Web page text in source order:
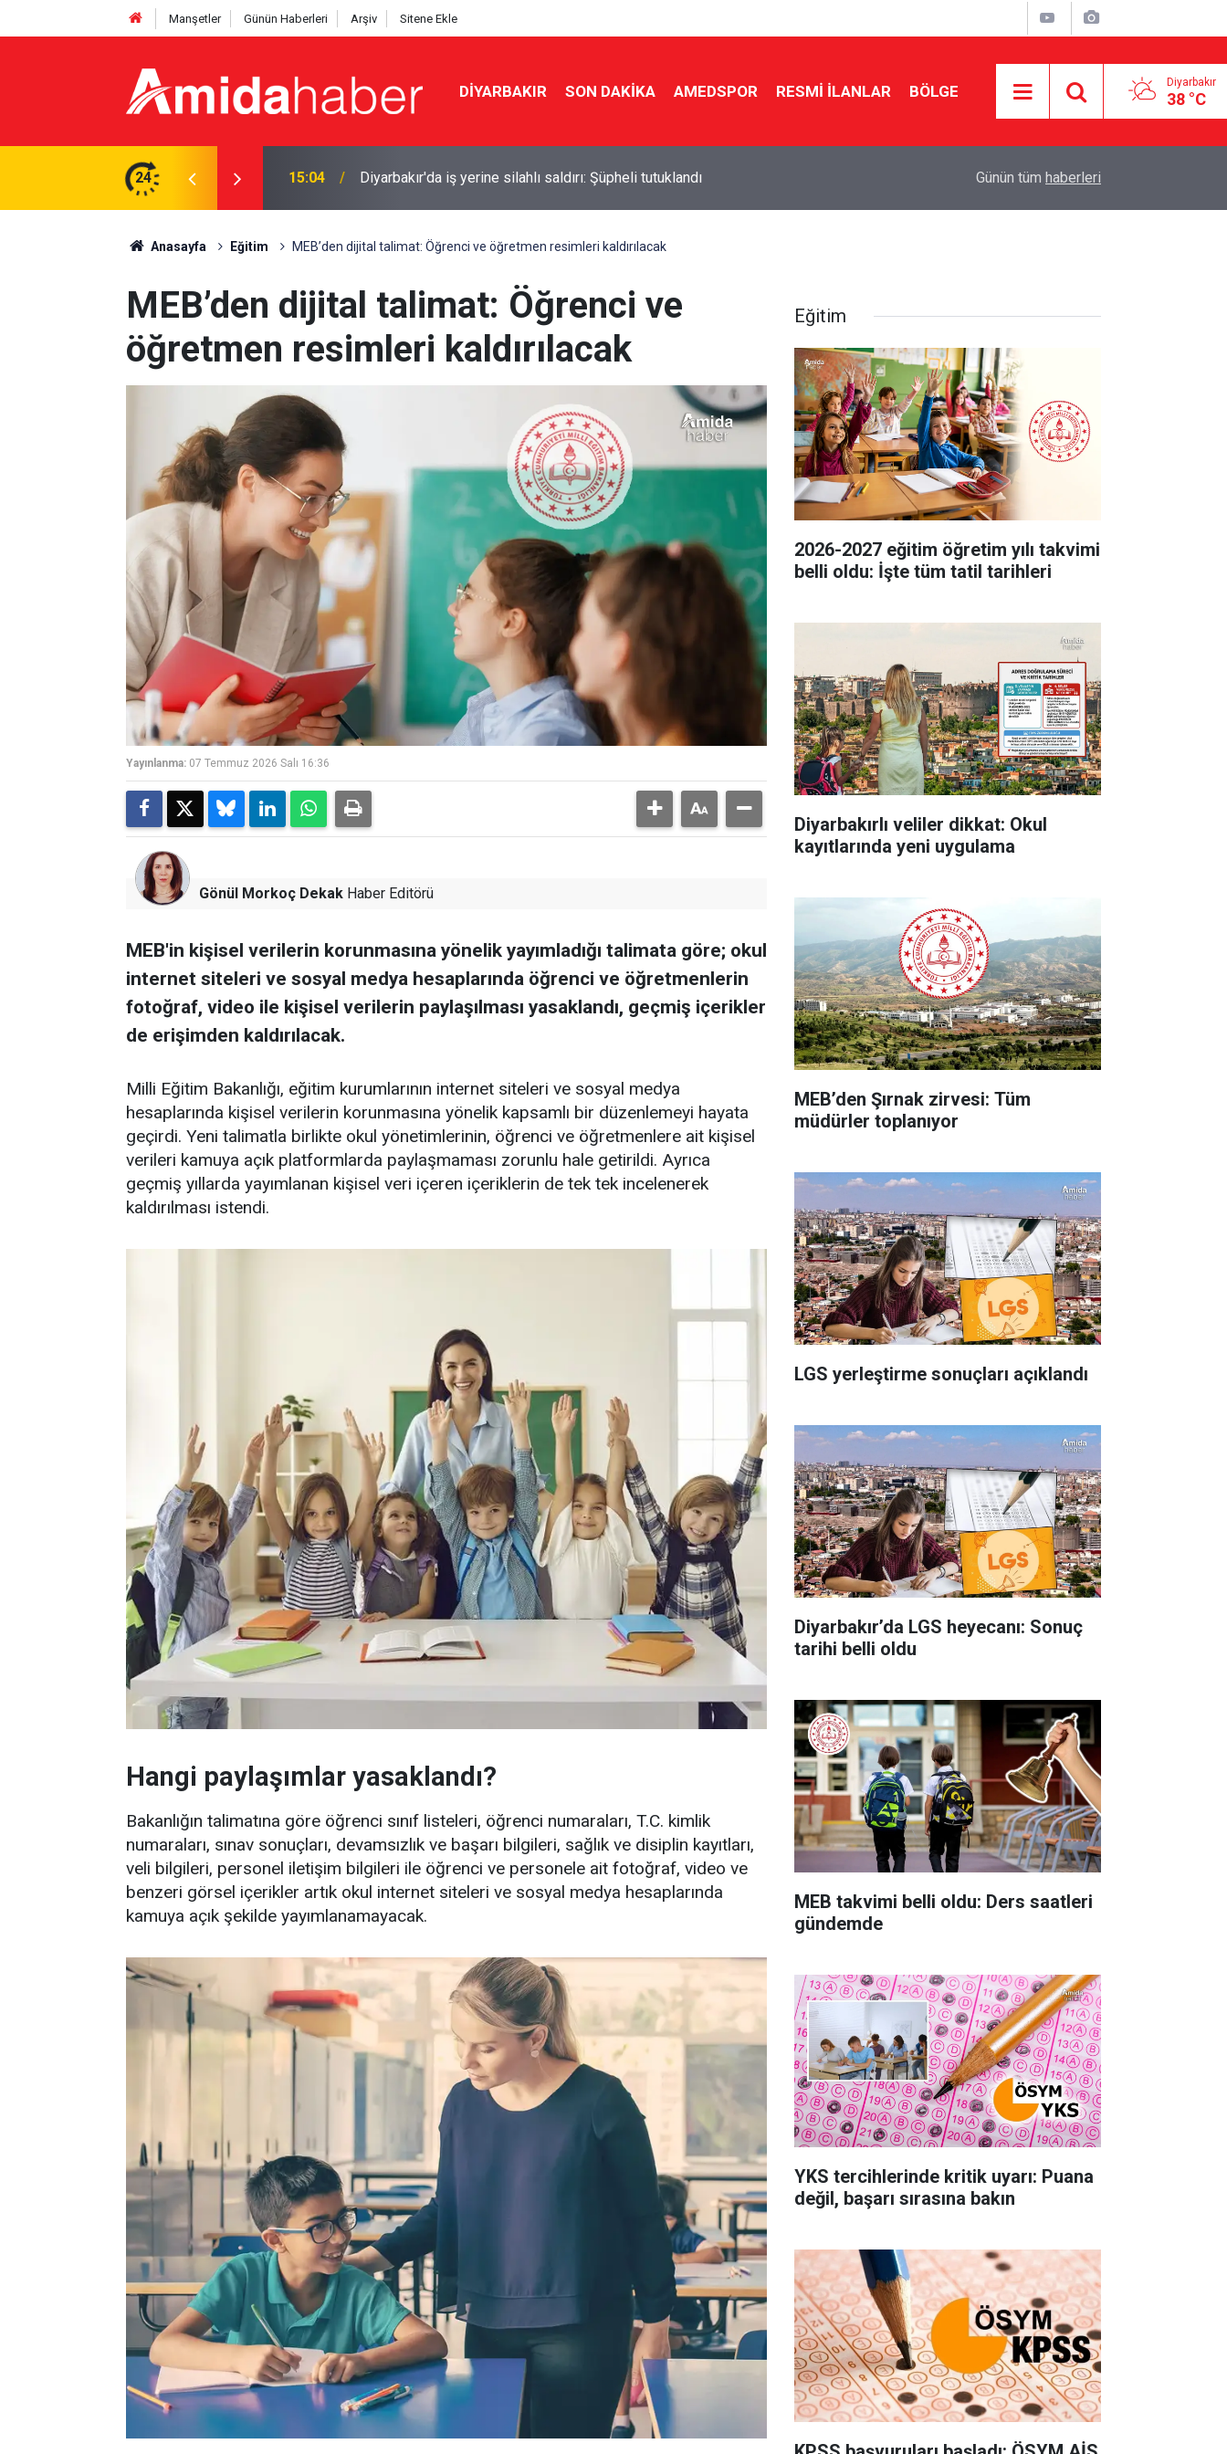
Manşetler Günün Haberleri Arşiv Sitene Ekle
DIYARBAKIR SON DAKIKA AMEDSPOR RESMI İLANLAR BÖLGE Diyarbakır
38 °C
24
Şüpheli tutuklandı 14:53 Samuel Ballet imza için Diyarbakır’a geliyor Gaz lambası yağı içen 2 yaşındaki çocuk
Günün tüm haberleri
Anasayfa Eğitim MEB’den dijital talimat: Öğrenci ve öğretmen resimleri kaldırılacak
MEB’den dijital talimat: Öğrenci ve
öğretmen resimleri kaldırılacak
Yayınlanma: 07 Temmuz 2026 Salı 16:36
Gönül Morkoç Dekak Haber Editörü
MEB'in kişisel verilerin korunmasına yönelik yayımladığı talimata göre; okul
internet siteleri ve sosyal medya hesaplarında öğrenci ve öğretmenlerin
fotoğraf, video ile kişisel verilerin paylaşılması yasaklandı, geçmiş içerikler
de erişimden kaldırılacak.
Milli Eğitim Bakanlığı, eğitim kurumlarının internet siteleri ve sosyal medya
hesaplarında kişisel verilerin korunmasına yönelik kapsamlı bir düzenlemeyi hayata
geçirdi. Yeni talimatla birlikte okul yönetimlerinin, öğrenci ve öğretmenlere ait kişisel
verileri kamuya açık platformlarda paylaşmaması zorunlu hale getirildi. Ayrıca
geçmiş yıllarda yayımlanan kişisel veri içeren içeriklerin de tek tek incelenerek
kaldırılması istendi.
Hangi paylaşımlar yasaklandı?
Bakanlığın talimatına göre öğrenci sınıf listeleri, öğrenci numaraları, T.C. kimlik
numaraları, sınav sonuçları, devamsızlık ve başarı bilgileri, sağlık ve disiplin kayıtları,
veli bilgileri, personel iletişim bilgileri ile öğrenci ve personele ait fotoğraf, video ve
benzeri görsel içerikler artık okul internet siteleri ve sosyal medya hesaplarında
kamuya açık şekilde yayımlanamayacak.
Eğitim
2026-2027 eğitim öğretim yılı takvimi
belli oldu: İşte tüm tatil tarihleri
Diyarbakırlı veliler dikkat: Okul
kayıtlarında yeni uygulama
MEB’den Şırnak zirvesi: Tüm
müdürler toplanıyor
LGS yerleştirme sonuçları açıklandı
Diyarbakır’da LGS heyecanı: Sonuç
tarihi belli oldu
MEB takvimi belli oldu: Ders saatleri
gündemde
YKS tercihlerinde kritik uyarı: Puana
değil, başarı sırasına bakın